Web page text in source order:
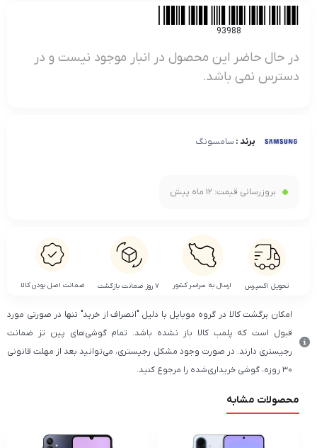
93988
در حال حاضر این محصول در انبار موجود نیست و در
دسترس نمی باشد.
برند : سامسونگ
بروزرسانی قیمت: 12 ماه پیش
تحویل اکسپرس ارسال به سراسر کشور ۷ روز ضمانت بازگشت ضمانت اصل بودن کالا
امکان برگشت کالا در گروه موبایل با دلیل "انصراف از خرید" تنها در صورتی مورد
قبول است که پلمب کالا باز نشده باشد. تمام گوشی‌های پین تز ضمانت
رجیستری دارند. در صورت وجود مشکل رجیستری، می‌توانید بعد از مهلت قانونی
۳۰ روزه، گوشی خریداری‌شده را مرجوع کنید.
محصولات مشابه